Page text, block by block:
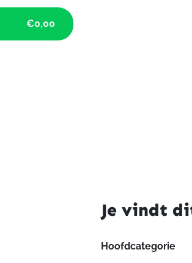
€0,00
Je vindt
Hoofdcategorie